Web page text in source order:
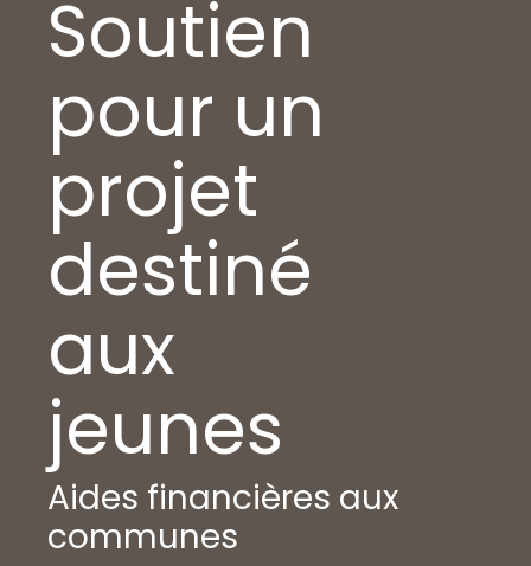
Soutien
pour un
projet
destiné
aux
jeunes
Aides financières aux
communes